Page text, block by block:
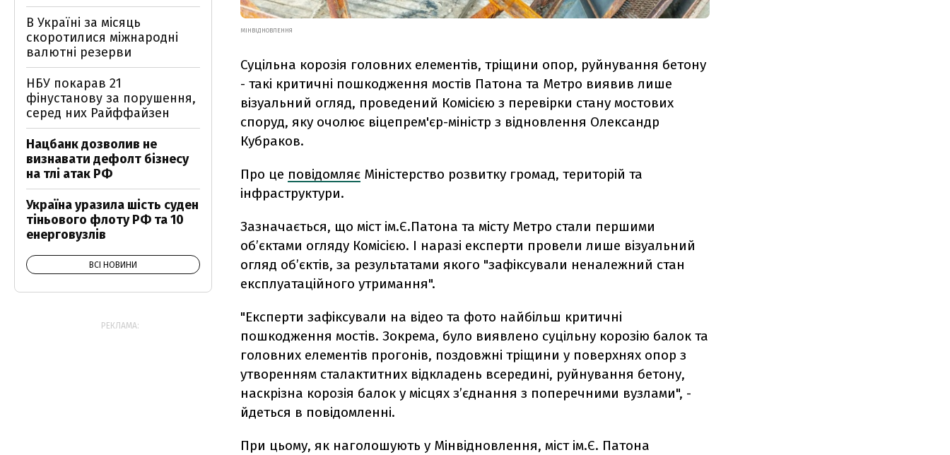
МІНВІДНОВЛЕННЯ
Суцільна корозія головних елементів, тріщини опор, руйнування бетону
- такі критичні пошкодження мостів Патона та Метро виявив лише
візуальний огляд, проведений Комісією з перевірки стану мостових
споруд, яку очолює віцепрем'єр-міністр з відновлення Олександр
Кубраков.
Про це повідомляє Міністерство розвитку громад, територій та
інфраструктури.
Зазначається, що міст ім.Є.Патона та місту Метро стали першими
обʼєктами огляду Комісією. І наразі експерти провели лише візуальний
огляд об’єктів, за результатами якого "зафіксували неналежний стан
експлуатаційного утримання".
"Експерти зафіксували на відео та фото найбільш критичні
пошкодження мостів. Зокрема, було виявлено суцільну корозію балок та
головних елементів прогонів, поздовжні тріщини у поверхнях опор з
утворенням сталактитних відкладень всередині, руйнування бетону,
наскрізна корозія балок у місцях зʼєднання з поперечними вузлами", -
йдеться в повідомленні.
При цьому, як наголошують у Мінвідновлення, міст ім.Є. Патона
В Україні за місяць
скоротилися міжнародні
валютні резерви
НБУ покарав 21
фінустанову за порушення,
серед них Райффайзен
Нацбанк дозволив не
визнавати дефолт бізнесу
на тлі атак РФ
Україна уразила шість суден
тіньового флоту РФ та 10
енерговузлів
ВСІ НОВИНИ
РЕКЛАМА: